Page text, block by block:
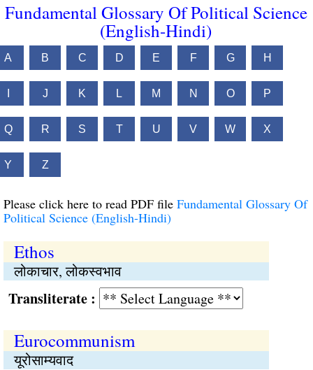
Fundamental Glossary Of Political Science
(English-Hindi)
A B C D E F G H
J K L M N O P
Q R S T U V W X
Y Z
Please click here to read PDF file Fundamental Glossary Of
Political Science (English-Hindi)
Ethos
लोकाचार, लोकस्वभाव
:
Eurocommunism
यूरोसाम्यवाद